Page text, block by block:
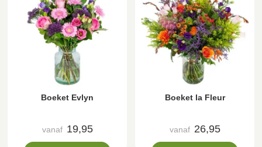
Boeket Evlyn
vanaf 19,95
Boeket la Fleur
vanaf 26,95